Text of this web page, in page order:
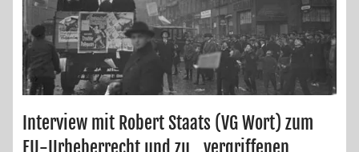
Interview mit Robert Staats (VG Wort) zum